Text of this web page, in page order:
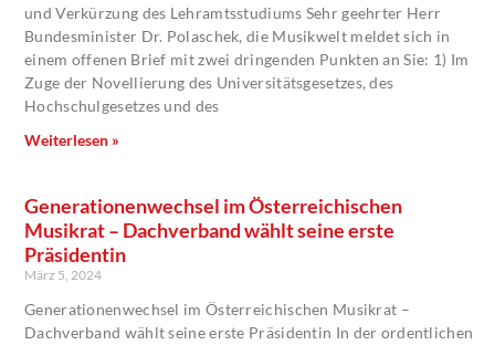
und Verkürzung des Lehramtsstudiums Sehr geehrter Herr
Bundesminister Dr. Polaschek, die Musikwelt meldet sich in
einem offenen Brief mit zwei dringenden Punkten an Sie: 1) Im
Zuge der Novellierung des Universitätsgesetzes, des
Hochschulgesetzes und des
Weiterlesen »
Generationenwechsel im Österreichischen
Musikrat – Dachverband wählt seine erste
Präsidentin
März 5, 2024
Generationenwechsel im Österreichischen Musikrat –
Dachverband wählt seine erste Präsidentin In der ordentlichen